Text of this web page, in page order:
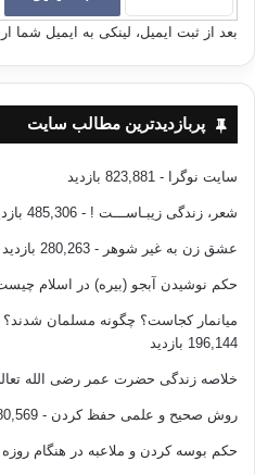
*10 ی‌ ڕه‌مه‌زان:
– ساڵی‌1393 ك –
هێنا دوای‌حكومه‌تی‌شوكری‌سراج ئۆغلۆ.
– ساڵی‌95ی‌كۆچی‌سه‌عیدی‌كوڕی‌جوبه‌یر شه‌هید كرا.
* 13 ی‌ڕه‌مه‌زان:
بعد از ثبت ایمیل، لینکی به ایمیل شما
پربازدیدترین مطالب سایت
سایت نوگرا - 823,881 بازدید
شعر، زندگی زیبـاســـت ! - 485,306 بازدید
عشق زن به غیر شوهر - 280,263 بازدید
حکم نوشیدن آبجو (بیره) در اسلام
میانمار کجاست؟ چگونه مسلمان
196,144 بازدید
خلاصه زندگی حضرت عمر رضی الله
روش صحیح و علمی حفظ کردن - 180,569 بازدید
حکم بوسه کردن و ملاعبه در هنگام روزه